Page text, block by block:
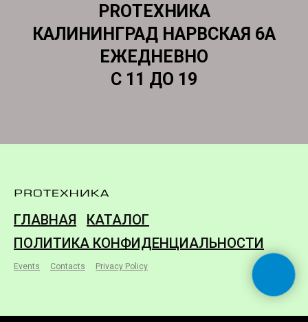
PROТЕХНИКА
КАЛИНИНГРАД НАРВСКАЯ 6А
ЕЖЕДНЕВНО
С 11 ДО 19
ГЛАВНАЯ
КАТАЛОГ
ПОЛИТИКА КОНФИДЕНЦИАЛЬНОСТИ
Events Contacts Privacy Policy